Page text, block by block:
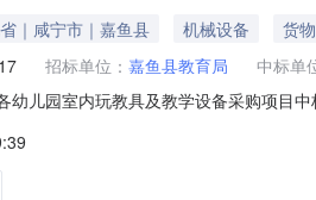
｜咸宁市｜嘉鱼县 机械设备
货物
招标单位： 嘉鱼县教育局
中标单
幼儿园室内玩教具及教学设备采购项目
心产品-班级材料超市中班品牌（如有）